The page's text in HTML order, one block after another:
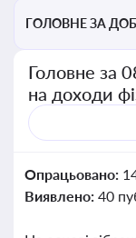
ГОЛОВНЕ ЗА
Головне за
на доходи
Опрацьовано:
Виявлено: 40